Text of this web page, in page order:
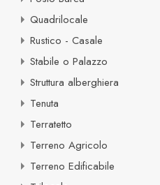
Quadrilocale
Rustico - Casale
Stabile o Palazzo
Struttura alberghiera
Tenuta
Terratetto
Terreno Agricolo
Terreno Edificabile